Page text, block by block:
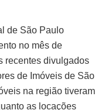
de São Paulo
no mês de
recentes divulgados
de Imóveis de São
na região tiveram
as locações